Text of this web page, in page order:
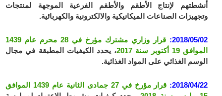
أنشطتهم لإنتاج الأطقم والأطقم الفرعية الموجهة لمنتجات
وتجهيزات الصناعات الميكانيكية والالكترونية والكهربائية.
2018/05/02:
قرار وزاري مشترك مؤرخ في 28 محرم عام 1439
الموافق 19 أكتوبر سنة 2017
، يحدد الكيفيات المطبقة في مجال
الوسم الغذائي على المواد الغذائية.
2018/04/22:
قرار مؤرخ في 27 جمادى الثانية عام 1439 الموافق